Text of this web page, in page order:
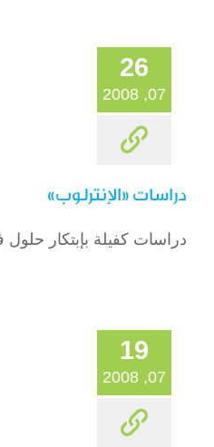
26
07, 2008
دراسات «الإنترلوب»
دراسات كفيلة بإبتكار حلول
19
07, 2008